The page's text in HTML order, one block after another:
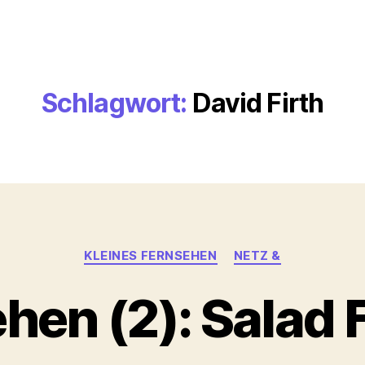
Schlagwort: David Firth
Kategorien
KLEINES FERNSEHEN NETZ &
(2): Salad